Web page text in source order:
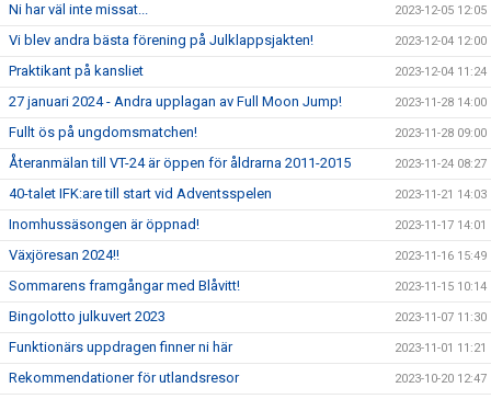
Ni har väl inte missat... 2023-12-05 12:05
Vi blev andra bästa förening på Julklappsjakten! 2023-12-04 12:00
Praktikant på kansliet 2023-12-04 11:24
27 januari 2024 - Andra upplagan av Full Moon Jump! 2023-11-28 14:00
Fullt ös på ungdomsmatchen! 2023-11-28 09:00
Återanmälan till VT-24 är öppen för åldrarna 2011-2015 2023-11-24 08:27
40-talet IFK:are till start vid Adventsspelen 2023-11-21 14:03
Inomhussäsongen är öppnad! 2023-11-17 14:01
Växjöresan 2024!! 2023-11-16 15:49
Sommarens framgångar med Blåvitt! 2023-11-15 10:14
Bingolotto julkuvert 2023 2023-11-07 11:30
Funktionärs uppdragen finner ni här 2023-11-01 11:21
Rekommendationer för utlandsresor 2023-10-20 12:47